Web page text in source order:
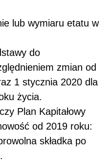
lub wymiaru etatu w
do
zmian od
1 stycznia 2020 dla
życia.
Plan Kapitałowy
od 2019 roku:
składka po